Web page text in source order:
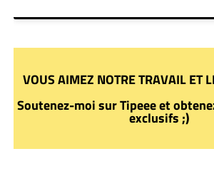
VOUS AIMEZ NOTRE TRAVAIL ET
Soutenez-moi sur Tipeee et
exclusifs ;)